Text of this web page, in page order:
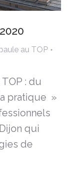
au TOP
: du
pratique »
qui
de